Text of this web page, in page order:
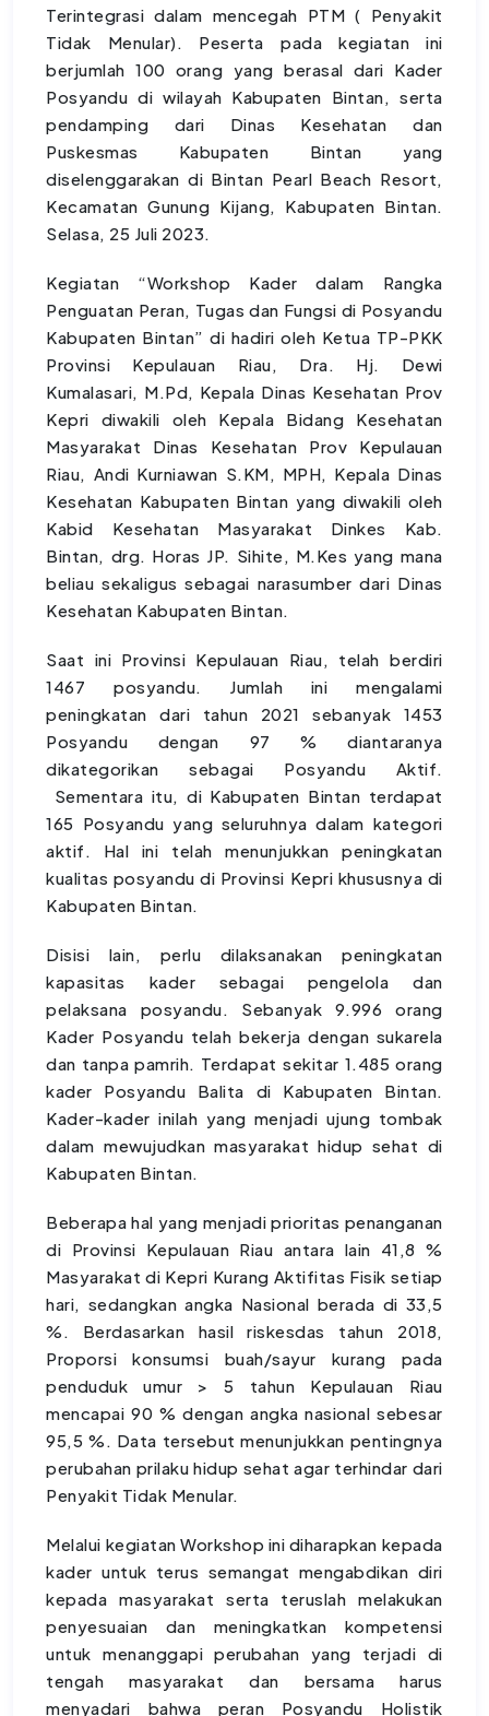
Terintegrasi dalam mencegah PTM ( Penyakit
Tidak Menular). Peserta pada kegiatan ini
berjumlah 100 orang yang berasal dari Kader
Posyandu di wilayah Kabupaten Bintan, serta
pendamping dari Dinas Kesehatan dan
Puskesmas Kabupaten Bintan yang
diselenggarakan di Bintan Pearl Beach Resort,
Kecamatan Gunung Kijang, Kabupaten Bintan.
Selasa, 25 Juli 2023.
Kegiatan “Workshop Kader dalam Rangka
Penguatan Peran, Tugas dan Fungsi di Posyandu
Kabupaten Bintan” di hadiri oleh Ketua TP-PKK
Provinsi Kepulauan Riau, Dra. Hj. Dewi
Kumalasari, M.Pd, Kepala Dinas Kesehatan Prov
Kepri diwakili oleh Kepala Bidang Kesehatan
Masyarakat Dinas Kesehatan Prov Kepulauan
Riau, Andi Kurniawan S.KM, MPH, Kepala Dinas
Kesehatan Kabupaten Bintan yang diwakili oleh
Kabid Kesehatan Masyarakat Dinkes Kab.
Bintan, drg. Horas JP. Sihite, M.Kes yang mana
beliau sekaligus sebagai narasumber dari Dinas
Kesehatan Kabupaten Bintan.
Saat ini Provinsi Kepulauan Riau, telah berdiri
1467 posyandu. Jumlah ini mengalami
peningkatan dari tahun 2021 sebanyak 1453
Posyandu dengan 97 % diantaranya
dikategorikan sebagai Posyandu Aktif.
Sementara itu, di Kabupaten Bintan terdapat
165 Posyandu yang seluruhnya dalam kategori
aktif. Hal ini telah menunjukkan peningkatan
kualitas posyandu di Provinsi Kepri khususnya di
Kabupaten Bintan.
Disisi lain, perlu dilaksanakan peningkatan
kapasitas kader sebagai pengelola dan
pelaksana posyandu. Sebanyak 9.996 orang
Kader Posyandu telah bekerja dengan sukarela
dan tanpa pamrih. Terdapat sekitar 1.485 orang
kader Posyandu Balita di Kabupaten Bintan.
Kader-kader inilah yang menjadi ujung tombak
dalam mewujudkan masyarakat hidup sehat di
Kabupaten Bintan.
Beberapa hal yang menjadi prioritas penanganan
di Provinsi Kepulauan Riau antara lain 41,8 %
Masyarakat di Kepri Kurang Aktifitas Fisik setiap
hari, sedangkan angka Nasional berada di 33,5
%. Berdasarkan hasil riskesdas tahun 2018,
Proporsi konsumsi buah/sayur kurang pada
penduduk umur > 5 tahun Kepulauan Riau
mencapai 90 % dengan angka nasional sebesar
95,5 %. Data tersebut menunjukkan pentingnya
perubahan prilaku hidup sehat agar terhindar dari
Penyakit Tidak Menular.
Melalui kegiatan Workshop ini diharapkan kepada
kader untuk terus semangat mengabdikan diri
kepada masyarakat serta teruslah melakukan
penyesuaian dan meningkatkan kompetensi
untuk menanggapi perubahan yang terjadi di
tengah masyarakat dan bersama harus
menyadari bahwa peran Posyandu Holistik